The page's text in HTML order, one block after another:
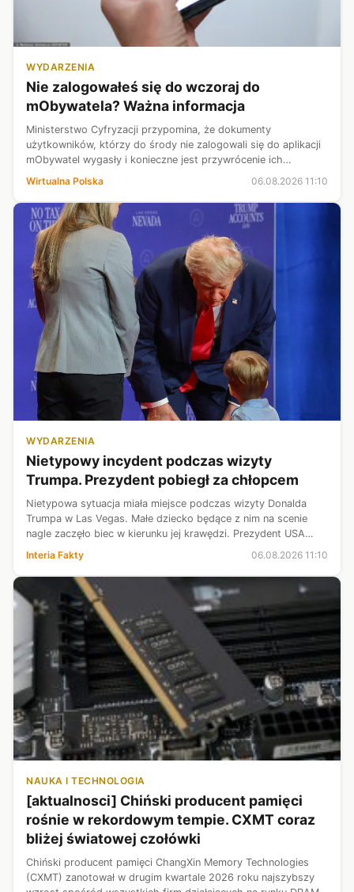
WYDARZENIA
Nie zalogowałeś się do wczoraj do
mObywatela? Ważna informacja
Ministerstwo Cyfryzacji przypomina, że dokumenty
użytkowników, którzy do środy nie zalogowali się do aplikacji
mObywatel wygasły i konieczne jest przywrócenie ich
lub profilu zaufanego, a w prz...
Wirtualna Polska 06.08.2026 11:10
WYDARZENIA
Nietypowy incydent podczas wizyty
Trumpa. Prezydent pobiegł za chłopcem
Nietypowa sytuacja miała miejsce podczas wizyty Donalda
Trumpa w Las Vegas. Małe dziecko będące z nim na scenie
nagle zaczęło biec w kierunku jej krawędzi. Prezydent USA
natychmiast zareagował i szybko odprowadził chłopca do
jego rodziców. - Nie chcę...
Interia Fakty 06.08.2026 11:10
NAUKA I TECHNOLOGIA
[aktualnosci] Chiński producent pamięci
rośnie w rekordowym tempie. CXMT coraz
bliżej światowej czołówki
Chiński producent pamięci ChangXin Memory Technologies
(CXMT) zanotował w drugim kwartale 2026 roku najszybszy